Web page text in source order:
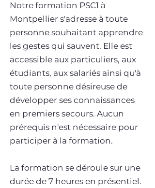
Notre formation PSC1 à
Montpellier s'adresse à toute
personne souhaitant apprendre
les gestes qui sauvent. Elle est
accessible aux particuliers, aux
étudiants, aux salariés ainsi qu'à
toute personne désireuse de
développer ses connaissances
en premiers secours. Aucun
prérequis n'est nécessaire pour
participer à la formation.
La formation se déroule sur une
durée de 7 heures en présentiel.